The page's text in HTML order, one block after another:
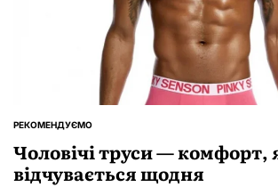
ОПУБЛІКУВАТИ
РЕКОМЕНДУЄМО
Чоловічі труси — комфорт,
відчувається щодня